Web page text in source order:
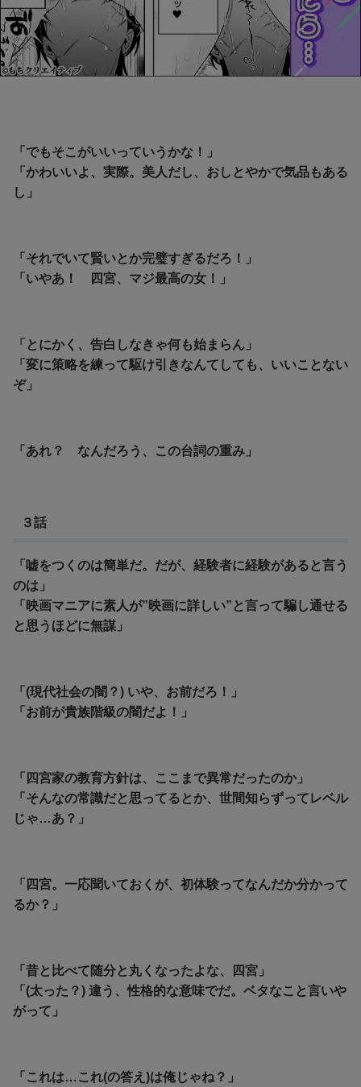
「でもそこがいいっていうかな！」
「かわいいよ、実際。美人だし、おしとやかで気品もある
し」
「それでいて賢いとか完璧すぎるだろ！」
「いやあ！ 四宮、マジ最高の女！」
「とにかく、告白しなきゃ何も始まらん」
「変に策略を練って駆け引きなんてしても、いいことない
ぞ」
「あれ？ なんだろう、この台詞の重み」
３話
「嘘をつくのは簡単だ。だが、経験者に経験があると言う
のは」
「映画マニアに素人が”映画に詳しい”と言って騙し通せる
と思うほどに無謀」
「(現代社会の闇？) いや、お前だろ！」
「お前が貴族階級の闇だよ！」
「四宮家の教育方針は、ここまで異常だったのか」
「そんなの常識だと思ってるとか、世間知らずってレベル
じゃ…あ？」
「四宮。一応聞いておくが、初体験ってなんだか分かって
るか？」
「昔と比べて随分と丸くなったよな、四宮」
「(太った？) 違う、性格的な意味でだ。ベタなこと言いや
がって」
「これは…これ(の答え)は俺じゃね？」